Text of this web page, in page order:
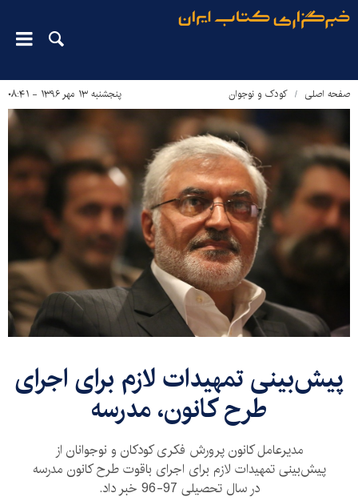
صفحه اصلی کودک و نوجوان پنجشنبه ۱۳ مهر ۱۳۹۶ - ۰۸:۴۱
پیش‌بینی تمهیدات لازم برای اجرای
طرح کانون، مدرسه
مدیرعامل کانون پرورش فکری کودکان و نوجوانان از
پیش‌بینی تمهیدات لازم برای اجرای باقوت طرح کانون مدرسه
در سال تحصیلی 97-96 خبر داد.